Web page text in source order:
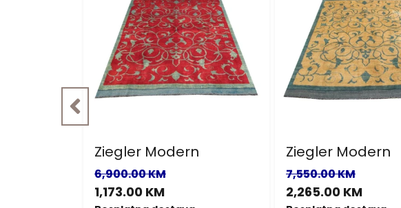
Ziegler Modern
6,900.00 KM
1,173.00 KM
Ziegler Modern
7,550.00 KM
2,265.00 KM